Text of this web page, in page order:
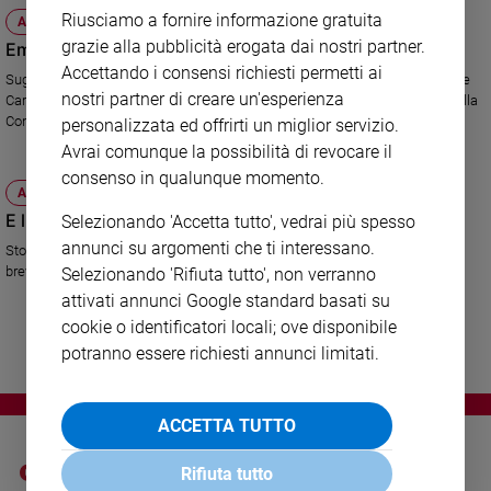
Ambiente
e
Creato
Volontariato
Diritti
Aziende
valore
Caso
settimana
Migranti
Diversità
Costume
Cultura
e
spettacoli
ATTUALITÀ
Embrioni distrutti, serve la legge 40
Sugli embrioni andati perduti al Centro di procreazione di Roma interviene
Carlo Casini, presidente del Movimento per la Vita: "Pesa la decisione della
Consulta sulla legge 40".
ATTUALITÀ
E l'Europa "salva" gli embrioni
Storica sentenza della Corte europea di Strasburgo, che esclude la
brevettabilità di invenzioni che implichino la distruzione di un embrione.
Riusciamo a fornire informazione gratuita
grazie alla pubblicità erogata dai nostri partner.
Accettando i consensi richiesti permetti ai
nostri partner di creare un'esperienza
personalizzata ed offrirti un miglior servizio.
Avrai comunque la possibilità di revocare il
consenso in qualunque momento.
Selezionando 'Accetta tutto', vedrai più spesso
annunci su argomenti che ti interessano.
Selezionando 'Rifiuta tutto', non verranno
attivati annunci Google standard basati su
cookie o identificatori locali; ove disponibile
potranno essere richiesti annunci limitati.
ACCETTA TUTTO
Rifiuta tutto